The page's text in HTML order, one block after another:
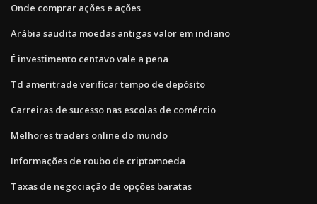
Onde comprar ações e ações
Arábia saudita moedas antigas valor em indiano
É investimento centavo vale a pena
Td ameritrade verificar tempo de depósito
Carreiras de sucesso nas escolas de comércio
Melhores traders online do mundo
Informações de roubo de criptomoeda
Taxas de negociação de opções baratas